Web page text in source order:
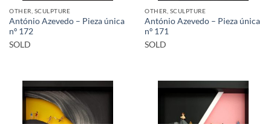
OTHER, SCULPTURE
António Azevedo – Pieza única
nº 172
SOLD
OTHER, SCULPTURE
António Azevedo – Pieza única
nº 171
SOLD